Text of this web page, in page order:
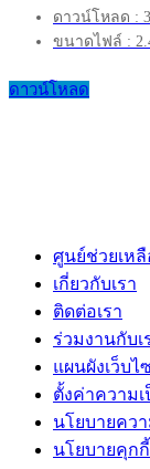
ดาวน์โหลด :
ขนาดไฟล์ :
ดาวน์โหลด
ศูนย์ช่วยเหลื
เกี่ยวกับเรา
ติดต่อเรา
ร่วมงานกับเ
แผนผังเว็บไ
ตั้งค่าความ
นโยบายคว
นโยบายคุกกี้